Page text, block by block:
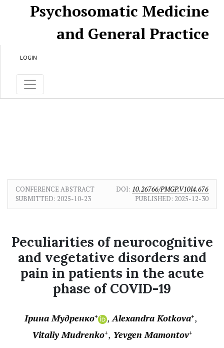
Skip to main content
Skip to main navigation menu
Skip to site footer
Psychosomatic Medicine
and General Practice
LOGIN
CONFERENCE ABSTRACT DOI: 10.26766/PMGP.V10I4.676
SUBMITTED: 2025-10-23 PUBLISHED: 2025-12-30
Peculiarities of neurocognitive
and vegetative disorders and
pain in patients in the acute
phase of COVID-19
Ірина Мудренко+ Alexandra Kotkova+
Vitaliy Mudrenko+ Yevgen Mamontov+